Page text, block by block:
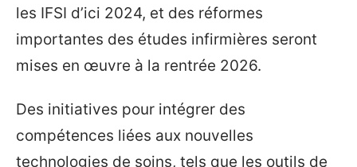
les IFSI d’ici 2024, et des réformes
importantes des études infirmières seront
mises en œuvre à la rentrée 2026.
Des initiatives pour intégrer des
compétences liées aux nouvelles
technologies de soins, tels que les outils de